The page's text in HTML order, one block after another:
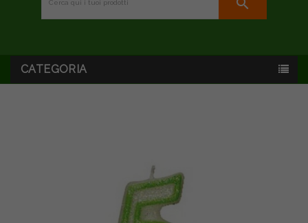
CATEGORIA